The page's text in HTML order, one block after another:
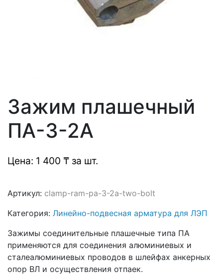
Зажим плашечный
ПА-3-2А
Цена: 1 400 ₸ за шт.
Артикул: clamp-ram-pa-3-2a-two-bolt
Категория: Линейно-подвесная арматура для ЛЭП
Зажимы соединительные плашечные типа ПА
применяются для соединения алюминиевых и
сталеалюминиевых проводов в шлейфах анкерных
опор ВЛ и осуществления отпаек.